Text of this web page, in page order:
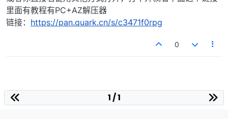
里面有教程有PC+AZ解压器
链接： https://pan.quark.cn/s/c3471f0rpg
0
1 / 1